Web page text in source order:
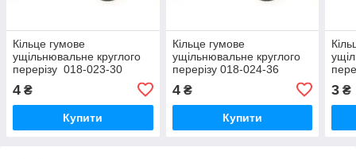
Кільце гумове
ущільнювальне круглого
перерізу 018-023-30
4 ₴
Купити
Кільце гумове
ущільнювальне круглого
перерізу 018-024-36
4₴
Купити
3 ₴